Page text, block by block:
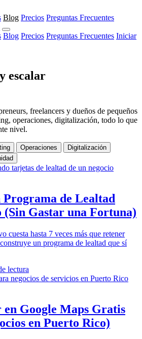
Blog Precios Preguntas Frecuentes
Blog Precios Preguntas Frecuentes Iniciar
escalar
freelancers y dueños de pequeños
operaciones, digitalización, todo lo que
nivel.
Operaciones
Digitalización
de Lealtad
(Sin Gastar una Fortuna)
cuesta hasta 7 veces más que retener
un programa de lealtad que sí
lectura
en Google Maps Gratis
en Puerto Rico)